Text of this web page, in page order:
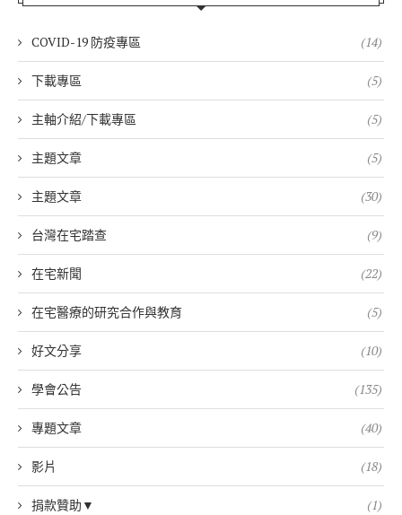
COVID-19 防疫專區 (14)
下載專區 (5)
主軸介紹/下載專區 (5)
主題文章 (5)
主題文章 (30)
台灣在宅踏查 (9)
在宅新聞 (22)
在宅醫療的研究合作與教育 (5)
好文分享 (10)
學會公告 (135)
專題文章 (40)
影片 (18)
捐款贊助▼ (1)